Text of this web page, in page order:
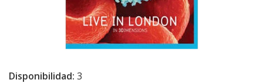
Disponibilidad: 3